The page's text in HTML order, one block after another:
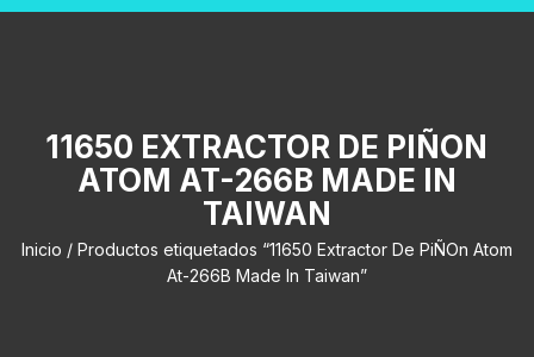
11650 EXTRACTOR DE PIÑON
ATOM AT-266B MADE IN
TAIWAN
Inicio / Productos etiquetados “11650 Extractor De PiÑOn Atom
At-266B Made In Taiwan”